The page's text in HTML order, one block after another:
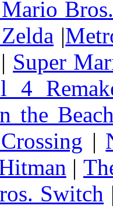
|
| Super
4
the
|
|
Switch